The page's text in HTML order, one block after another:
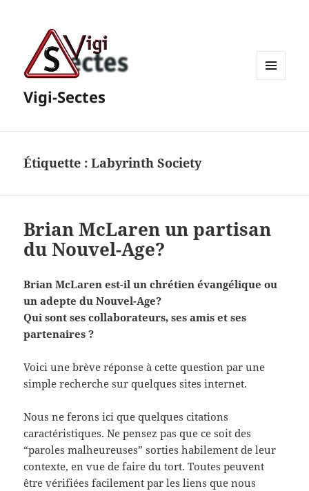
Vigi-Sectes
Étiquette :Labyrinth Society
Brian McLaren un partisan
du Nouvel-Age?
Brian McLaren est-il un chrétien évangélique ou
un adepte du Nouvel-Age?
Qui sont ses collaborateurs, ses amis et ses
partenaires ?
Voici une brève réponse à cette question par une
simple recherche sur quelques sites internet.
Nous ne ferons ici que quelques citations
caractéristiques. Ne pensez pas que ce soit des
“paroles malheureuses” sorties habilement de leur
contexte, en vue de faire du tort. Toutes peuvent
être vérifiées facilement par les liens que nous